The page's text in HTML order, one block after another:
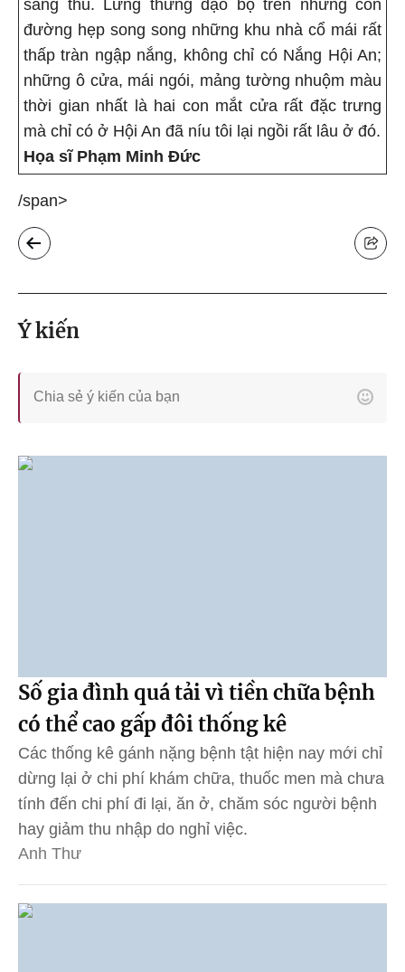
sang thu. Lững thững dạo bộ trên những con
đường hẹp song song những khu nhà cổ mái rất
thấp tràn ngập nắng, không chỉ có Nắng Hội An;
những ô cửa, mái ngói, mảng tường nhuộm màu
thời gian nhất là hai con mắt cửa rất đặc trưng
mà chỉ có ở Hội An đã níu tôi lại ngồi rất lâu ở đó.
Họa sĩ Phạm Minh Đức
/span>
Ý kiến
Số gia đình quá tải vì tiền chữa bệnh
có thể cao gấp đôi thống kê
Các thống kê gánh nặng bệnh tật hiện nay mới chỉ
dừng lại ở chi phí khám chữa, thuốc men mà chưa
tính đến chi phí đi lại, ăn ở, chăm sóc người bệnh
hay giảm thu nhập do nghỉ việc.
Anh Thư